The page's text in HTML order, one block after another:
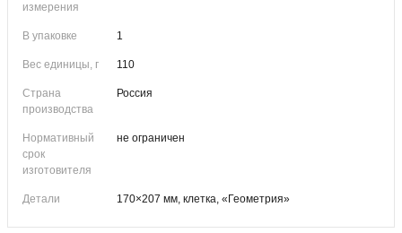
измерения
В упаковке 1
Вес единицы, г 110
Страна
производства
Россия
Нормативный
срок
изготовителя
не ограничен
Детали 170×207 мм, клетка, «Геометрия»